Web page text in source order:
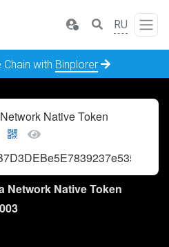
RU
Chain with Binplorer
Native Token
Network Native Token